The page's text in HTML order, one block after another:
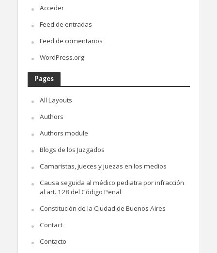
Acceder
Feed de entradas
Feed de comentarios
WordPress.org
Pages
All Layouts
Authors
Authors module
Blogs de los Juzgados
Camaristas, jueces y juezas en los medios
Causa seguida al médico pediatra por infracción
al art. 128 del Código Penal
Constitución de la Ciudad de Buenos Aires
Contact
Contacto